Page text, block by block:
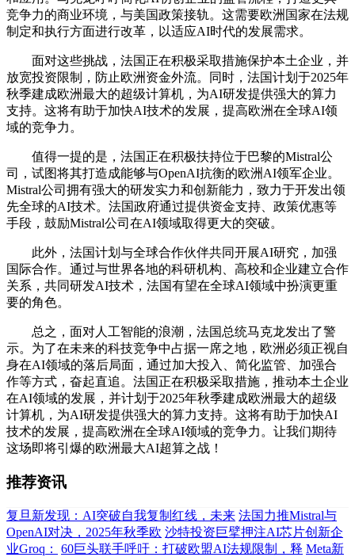
竞争力的商业环境，与美国政策接轨。这需要欧洲国家在法规
制定和执行方面进行改革，以适应AI时代的发展需求。
面对这些挑战，法国正在积极采取措施保护本土企业，并
放宽投资限制，防止欧洲资金外流。同时，法国计划于2025年
秋季建成欧洲最大的超级计算机，为AI研发提供强大的算力
支持。这将有助于加快AI技术的发展，提高欧洲在全球AI领
域的竞争力。
值得一提的是，法国正在积极扶持位于巴黎的Mistral公
司，试图将其打造成能够与OpenAI抗衡的欧洲AI领军企业。
Mistral公司拥有强大的研发实力和创新能力，致力于开发出领
先全球的AI技术。法国政府通过提供资金支持、政策优惠等
手段，鼓励Mistral公司在AI领域取得更大的突破。
此外，法国计划与全球合作伙伴共同开展AI研究，加强
国际合作。通过与世界各地的科研机构、高校和企业建立合作
关系，共同研发AI技术，法国有望在全球AI领域中扮演更重
要的角色。
总之，面对人工智能的浪潮，法国总统马克龙发出了警
示。为了在未来的科技竞争中占据一席之地，欧洲必须正视自
身在AI领域的落后局面，通过加大投入、简化监管、加强合
作等方式，奋起直追。法国正在积极采取措施，推动本土企业
在AI领域的发展，并计划于2025年秋季建成欧洲最大的超级
计算机，为AI研发提供强大的算力支持。这将有助于加快AI
技术的发展，提高欧洲在全球AI领域的竞争力。让我们期待
这场即将引爆的欧洲最大AI超算之战！
推荐资讯
复旦新发现：AI突破自我复制红线，未来 法国力推Mistral与
OpenAI对决，2025年秋季欧 沙特投资巨擘押注AI芯片创新企
业Groq：
60巨头联手呼吁：打破欧盟AI法规限制，释 Meta新